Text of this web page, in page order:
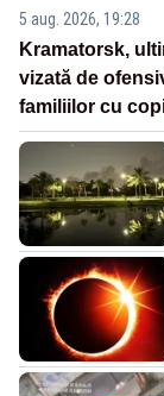
5 aug. 2026, 19:28
Kramatorsk,
vizată de
familiilor cu